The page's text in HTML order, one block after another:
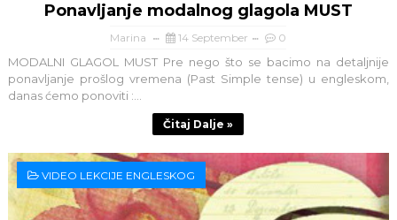
Ponavljanje modalnog glagola MUST
Marina 14 September 0
MODALNI GLAGOL MUST Pre nego što se bacimo na detaljnije
ponavljanje prošlog vremena (Past Simple tense) u engleskom,
danas ćemo ponoviti :...
Čitaj Dalje »
VIDEO LEKCIJE ENGLESKOG